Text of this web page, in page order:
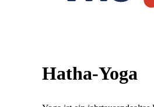
Hatha-Yoga